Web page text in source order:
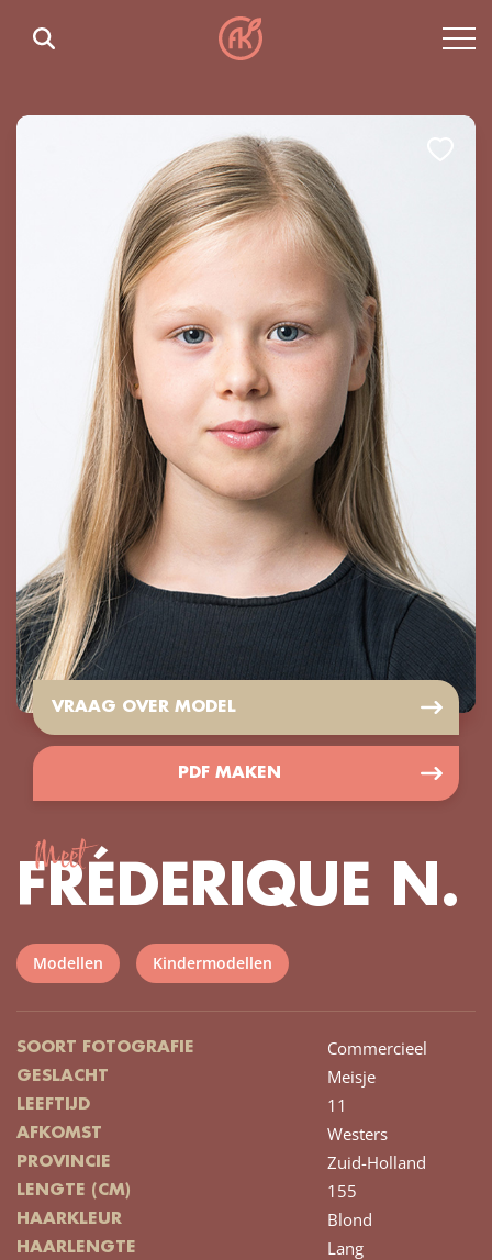
VRAAG OVER MODEL
PDF MAKEN
Meet
FRÉDERIQUE N.
Modellen Kindermodellen
SOORT FOTOGRAFIE Commercieel
GESLACHT Meisje
LEEFTIJD 11
AFKOMST Westers
PROVINCIE Zuid-Holland
LENGTE (CM) 155
HAARKLEUR Blond
HAARLENGTE Lang